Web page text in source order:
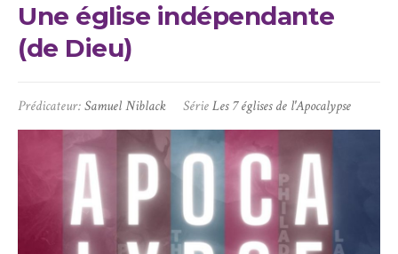
Une église indépendante
(de Dieu)
Prédicateur:Samuel Niblack SérieLes 7 églises de l'Apocalypse